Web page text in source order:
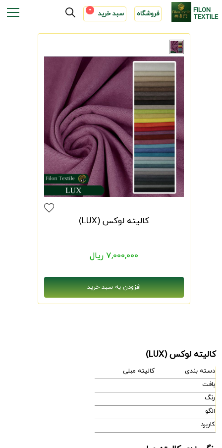
FILON
TEXTILE فروشگاه سبد خرید 0
کالیته لوکس (LUX)
7,000,000 ریال
کالیته لوکس (LUX)
دسته بندی
کالیته مبلی
بافت
رنگ
الگو
کاربرد